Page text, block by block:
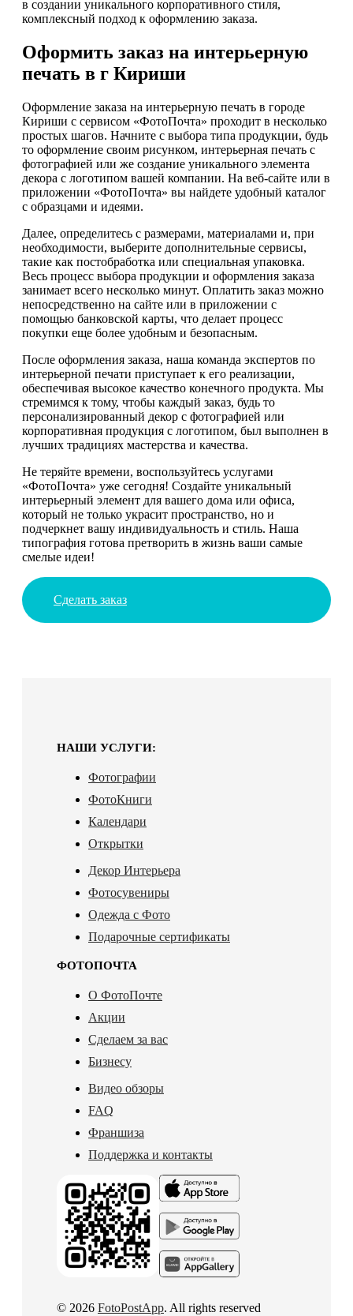
в создании уникального корпоративного стиля,
комплексный подход к оформлению заказа.
Оформить заказ на интерьерную
печать в г Кириши
Оформление заказа на интерьерную печать в городе
Кириши с сервисом «ФотоПочта» проходит в несколько
простых шагов. Начните с выбора типа продукции, будь
то оформление своим рисунком, интерьерная печать с
фотографией или же создание уникального элемента
декора с логотипом вашей компании. На веб-сайте или в
приложении «ФотоПочта» вы найдете удобный каталог
с образцами и идеями.
Далее, определитесь с размерами, материалами и, при
необходимости, выберите дополнительные сервисы,
такие как постобработка или специальная упаковка.
Весь процесс выбора продукции и оформления заказа
занимает всего несколько минут. Оплатить заказ можно
непосредственно на сайте или в приложении с
помощью банковской карты, что делает процесс
покупки еще более удобным и безопасным.
После оформления заказа, наша команда экспертов по
интерьерной печати приступает к его реализации,
обеспечивая высокое качество конечного продукта. Мы
стремимся к тому, чтобы каждый заказ, будь то
персонализированный декор с фотографией или
корпоративная продукция с логотипом, был выполнен в
лучших традициях мастерства и качества.
Не теряйте времени, воспользуйтесь услугами
«ФотоПочта» уже сегодня! Создайте уникальный
интерьерный элемент для вашего дома или офиса,
который не только украсит пространство, но и
подчеркнет вашу индивидуальность и стиль. Наша
типография готова претворить в жизнь ваши самые
смелые идеи!
Сделать заказ
НАШИ УСЛУГИ:
Фотографии
ФотоКниги
Календари
Открытки
Декор Интерьера
Фотосувениры
Одежда с Фото
Подарочные сертификаты
ФОТОПОЧТА
О ФотоПочте
Акции
Сделаем за вас
Бизнесу
Видео обзоры
FAQ
Франшиза
Поддержка и контакты
© 2026 FotoPostApp. All rights reserved